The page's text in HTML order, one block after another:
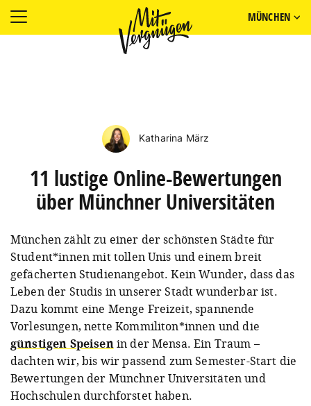
MÜNCHEN
Katharina März
11 lustige Online-Bewertungen
über Münchner Universitäten
München zählt zu einer der schönsten Städte für
Student*innen mit tollen Unis und einem breit
gefächerten Studienangebot. Kein Wunder, dass das
Leben der Studis in unserer Stadt wunderbar ist.
Dazu kommt eine Menge Freizeit, spannende
Vorlesungen, nette Kommiliton*innen und die
günstigen Speisenin der Mensa. Ein Traum –
dachten wir, bis wir passend zum Semester-Start die
Bewertungen der Münchner Universitäten und
Hochschulen durchforstet haben.